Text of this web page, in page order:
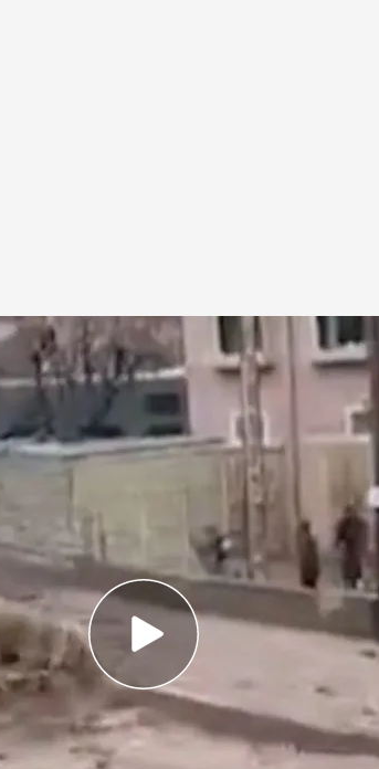
por lluvias torrenciales que han
de muertos y decenas de
en el coche o en casa?: los